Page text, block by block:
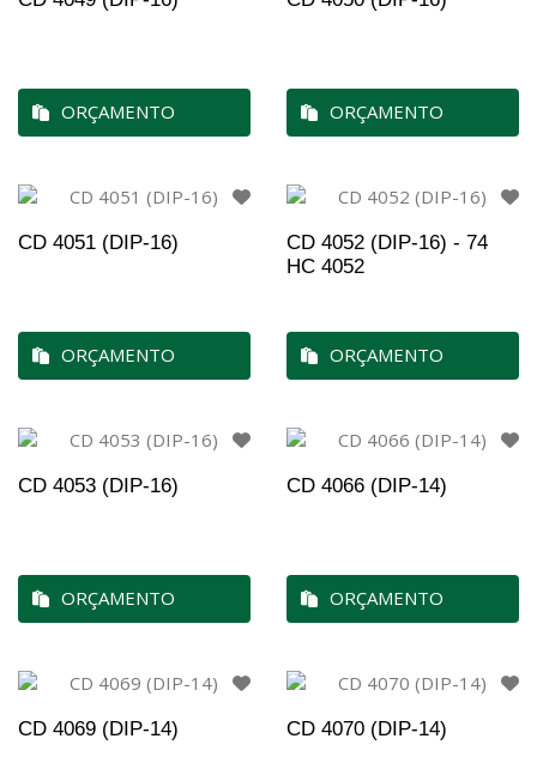
ORÇAMENTO ORÇAMENTO
CD 4051 (DIP-16)
ORÇAMENTO
CD 4052 (DIP-16) - 74
HC 4052
ORÇAMENTO
CD 4053 (DIP-16)
ORÇAMENTO
CD 4066 (DIP-14)
ORÇAMENTO
CD 4069 (DIP-14) CD 4070 (DIP-14)